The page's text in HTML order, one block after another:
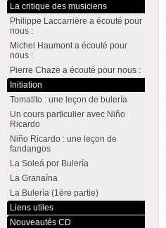
La critique des musiciens
Philippe Laccarrière a écouté pour
nous :
Michel Haumont a écouté pour
nous :
Pierre Chaze a écouté pour nous :
Initiation
Tomatito : une leçon de bulería
Un cours particulier avec Niño
Ricardo
Niño Ricardo : une leçon de
fandangos
La Soleá por Bulería
La Granaína
La Bulería (1ère partie)
Liens utiles
Nouveautés CD